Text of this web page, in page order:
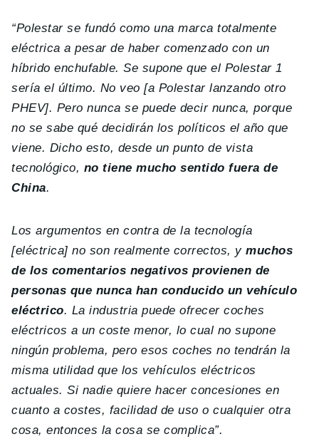
“Polestar se fundó como una marca totalmente
eléctrica a pesar de haber comenzado con un
híbrido enchufable. Se supone que el Polestar 1
sería el último. No veo [a Polestar lanzando otro
PHEV]. Pero nunca se puede decir nunca, porque
no se sabe qué decidirán los políticos el año que
viene. Dicho esto, desde un punto de vista
tecnológico, no tiene mucho sentido fuera de
China.
Los argumentos en contra de la tecnología
[eléctrica] no son realmente correctos, ymuchos
de los comentarios negativos provienen de
personas que nunca han conducido un vehículo
eléctrico. La industria puede ofrecer coches
eléctricos a un coste menor, lo cual no supone
ningún problema, pero esos coches no tendrán la
misma utilidad que los vehículos eléctricos
actuales. Si nadie quiere hacer concesiones en
cuanto a costes, facilidad de uso o cualquier otra
cosa, entonces la cosa se complica”.